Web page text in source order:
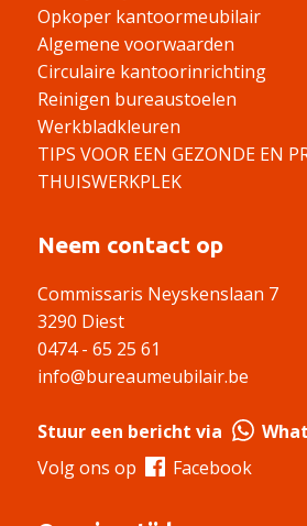
Opkoper kantoormeubilair
Algemene voorwaarden
Circulaire kantoorinrichting
Reinigen bureaustoelen
Werkbladkleuren
TIPS VOOR EEN GEZONDE EN
THUISWERKPLEK
Neem contact op
Commissaris Neyskenslaan 7
3290 Diest
0474 - 65 25 61
info@bureaumeubilair.be
Stuur een bericht via
Volg ons op
Facebook